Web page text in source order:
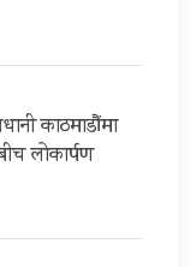
काठमाडौंमा
लोकार्पण